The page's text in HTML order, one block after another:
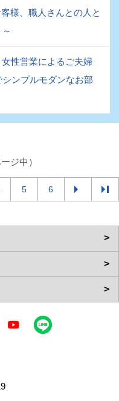
様、職人さんとの人と
性営業によるご夫婦
ンプルモダンなお部
ジ中）
5 6